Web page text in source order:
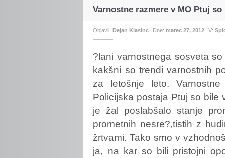
Varnostne razmere v MO Ptuj so
Objavil:Dejan Klasinc Dne:marec 27, 2012 V:
?lanivarnostnega sosveta
kakšni so trendi varnostnih
za letošnje leto.
Policijska postaja Ptuj so bile
je žal poslabšalo stanje
prometnih nesre?,tistih z
žrtvami. Tako smo v
ja, na kar so bili pristojni